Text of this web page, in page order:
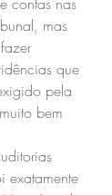
mas
que
pela
bem
exatamente